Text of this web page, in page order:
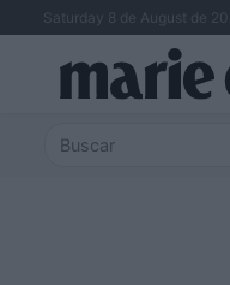
Saturday 8 de August de